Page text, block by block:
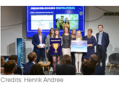
Credits: Henrik Andree